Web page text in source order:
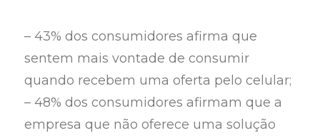
– 43% dos consumidores afirma que
sentem mais vontade de consumir
quando recebem uma oferta pelo celular;
– 48% dos consumidores afirmam que a
empresa que não oferece uma solução